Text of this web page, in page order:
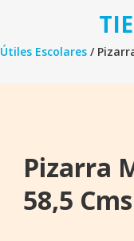
Útiles Escolares /
Pizarra
58,5